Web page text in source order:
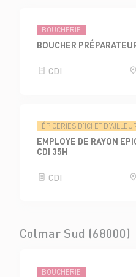
BOUCHERIE
BOUCHER
CDI
ÉPICERIES D'ICI ET
EMPLOYE DE RAYON
CDI 35H
CDI
Colmar Sud (68000)
BOUCHERIE